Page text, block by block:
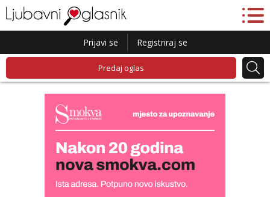
Prijavi se Registriraj se
Predaj oglas